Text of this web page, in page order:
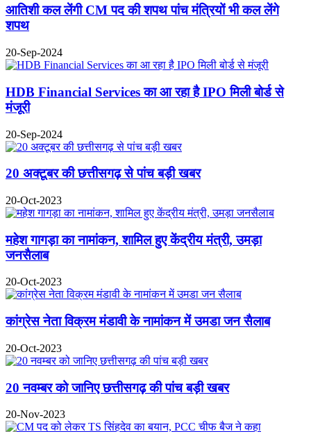
आतिशी कल लेंगी CM पद की शपथ पांच मंत्रियों भी कल लेंगे
शपथ
20-Sep-2024
HDB Financial Services का आ रहा है IPO मिली बोर्ड से
मंजूरी
20-Sep-2024
20 अक्टूबर की छत्तीसगढ़ से पांच बड़ी खबर
20-Oct-2023
महेश गागड़ा का नामांकन, शामिल हुए केंद्रीय मंत्री, उमड़ा
जनसैलाब
20-Oct-2023
कांग्रेस नेता विक्रम मंडावी के नामांकन में उमडा जन सैलाब
20-Oct-2023
20 नवम्बर को जानिए छत्तीसगढ़ की पांच बड़ी खबर
20-Nov-2023